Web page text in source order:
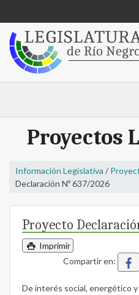
Proyectos
Información Legislativa /
Declaración Nº 637/2026
Proyecto
Imprimir
Compartir en:
De interés social, energético